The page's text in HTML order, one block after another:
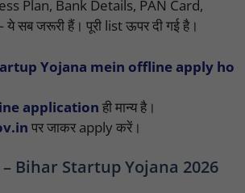
Plan, Bank Details, PAN Card,
सब जरूरी हैं। पूरी list ऊपर दी गई है।
Yojana mein offline apply ho
application ही मान्य है।
पर जाकर apply करें।
Bihar Startup Yojana 2026